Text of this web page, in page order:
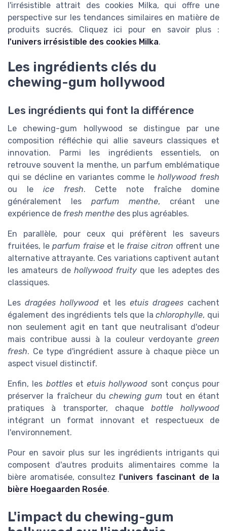
l'irrésistible attrait des cookies Milka, qui offre une
perspective sur les tendances similaires en matière de
produits sucrés. Cliquez ici pour en savoir plus :
l'univers irrésistible des cookies Milka.
Les ingrédients clés du
chewing-gum hollywood
Les ingrédients qui font la différence
Le chewing-gum hollywood se distingue par une
composition réfléchie qui allie saveurs classiques et
innovation. Parmi les ingrédients essentiels, on
retrouve souvent la menthe, un parfum emblématique
qui se décline en variantes comme le hollywood fresh
ou le ice fresh. Cette note fraîche domine
généralement les parfum menthe, créant une
expérience de fresh menthe des plus agréables.
En parallèle, pour ceux qui préfèrent les saveurs
fruitées, leparfum fraiseet le fraise citron offrent une
alternative attrayante. Ces variations captivent autant
les amateurs de hollywood fruity que les adeptes des
classiques.
Les dragées hollywood et les etuis dragees cachent
également des ingrédients tels que lachlorophylle, qui
non seulement agit en tant que neutralisant d'odeur
mais contribue aussi à la couleur verdoyante green
fresh. Ce type d'ingrédient assure à chaque pièce un
aspect visuel distinctif.
Enfin, les bottleset etuis hollywood sont conçus pour
préserver la fraîcheur du chewing gum tout en étant
pratiques à transporter, chaque bottle hollywood
intégrant un format innovant et respectueux de
l'environnement.
Pour en savoir plus sur les ingrédients intrigants qui
composent d'autres produits alimentaires comme la
bière aromatisée, consultez
l'univers fascinant de la
bière Hoegaarden Rosée.
L'impact du chewing-gum